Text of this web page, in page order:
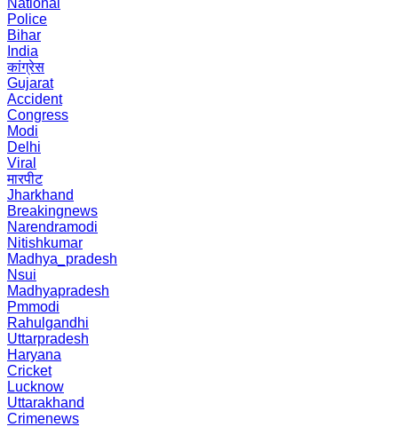
National
Police
Bihar
India
कांग्रेस
Gujarat
Accident
Congress
Modi
Delhi
Viral
मारपीट
Jharkhand
Breakingnews
Narendramodi
Nitishkumar
Madhya_pradesh
Nsui
Madhyapradesh
Pmmodi
Rahulgandhi
Uttarpradesh
Haryana
Cricket
Lucknow
Uttarakhand
Crimenews